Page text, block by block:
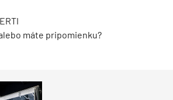
máte pripomienku?